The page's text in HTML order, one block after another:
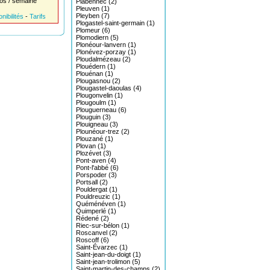
- Tarifs
Pleuven (1)
Pleyben (7)
Plogastel-saint-germain (1)
Plomeur (6)
Plomodiern (5)
Plonéour-lanvern (1)
Plonévez-porzay (1)
Ploudalmézeau (2)
Plouédern (1)
Plouénan (1)
Plougasnou (2)
Plougastel-daoulas (4)
Plougonvelin (1)
Plougoulm (1)
Plouguerneau (6)
Plouguin (3)
Plouigneau (3)
Plounéour-trez (2)
Plouzané (1)
Plovan (1)
Plozévet (3)
Pont-aven (4)
Pont-l'abbé (6)
Porspoder (3)
Portsall (2)
Pouldergat (1)
Pouldreuzic (1)
Quéménéven (1)
Quimperlé (1)
Rédené (2)
Riec-sur-bélon (1)
Roscanvel (2)
Roscoff (6)
Saint-Évarzec (1)
Saint-jean-du-doigt (1)
Saint-jean-trolimon (5)